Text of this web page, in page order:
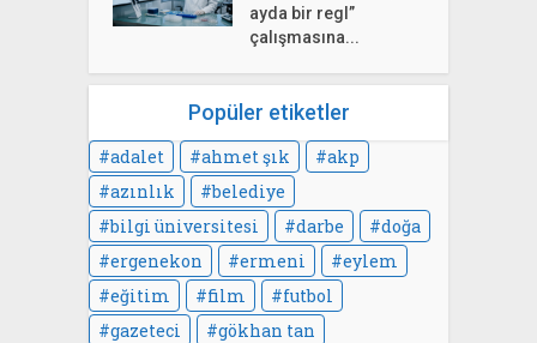
ayda bir regl”
çalışmasına...
Popüler etiketler
adalet ahmet şık
akp
azınlık
belediye
bilgi üniversitesi
darbe
doğa
ergenekon
ermeni
eylem
eğitim
film
futbol
gazeteci
gökhan tan